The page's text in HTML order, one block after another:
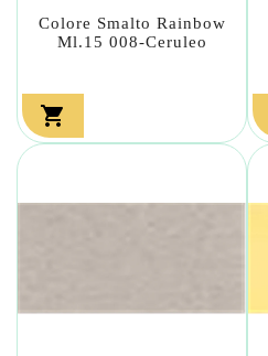
Colore Smalto Rainbow
Ml.15 008-Ceruleo
